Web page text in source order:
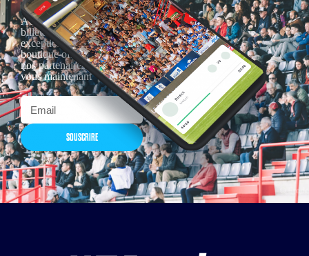
Actualités, nouveautés,
billetterie, remises
exceptionnelles dans la
boutique officielles & chez
nos partenaires… Inscrivez-
vous maintenant
SOUSCRIRE